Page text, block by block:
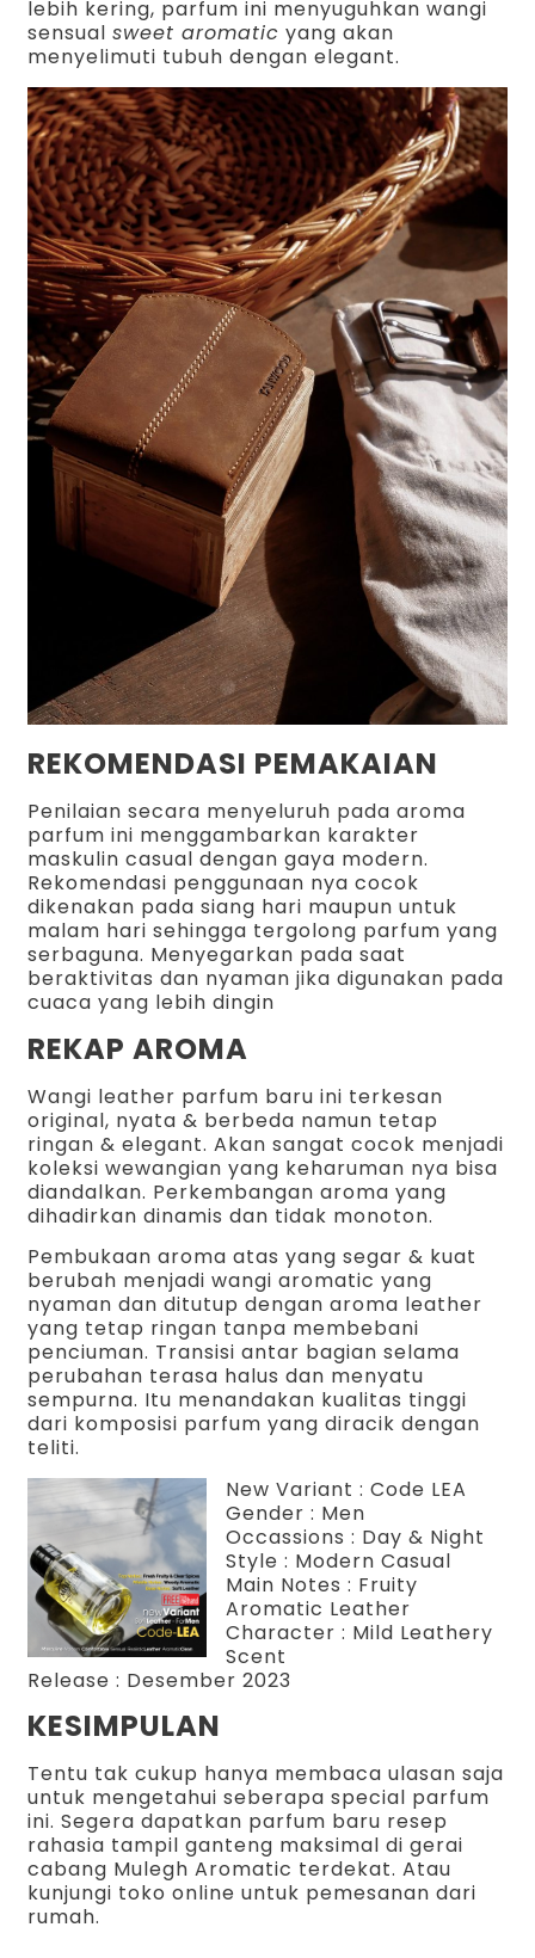
lebih kering, parfum ini menyuguhkan wangi
sensualsweet aromatic yang akan
menyelimuti tubuh dengan elegant.
REKOMENDASI PEMAKAIAN
Penilaian secara menyeluruh pada aroma
parfum ini menggambarkan karakter
maskulin casual dengan gaya modern.
Rekomendasi penggunaan nya cocok
dikenakan pada siang hari maupun untuk
malam hari sehingga tergolong parfum yang
serbaguna. Menyegarkan pada saat
beraktivitas dan nyaman jika digunakan pada
cuaca yang lebih dingin
REKAP AROMA
Wangi leather parfum baru ini terkesan
original, nyata & berbeda namun tetap
ringan & elegant. Akan sangat cocok menjadi
koleksi wewangian yang keharuman nya bisa
diandalkan. Perkembangan aroma yang
dihadirkan dinamis dan tidak monoton.
Pembukaan aroma atas yang segar & kuat
berubah menjadi wangi aromatic yang
nyaman dan ditutup dengan aroma leather
yang tetap ringan tanpa membebani
penciuman. Transisi antar bagian selama
perubahan terasa halus dan menyatu
sempurna. Itu menandakan kualitas tinggi
dari komposisi parfum yang diracik dengan
teliti.
New Variant : Code LEA
Gender : Men
Occassions : Day & Night
Style : Modern Casual
Main Notes : Fruity
Aromatic Leather
Character : Mild Leathery
Scent
Release : Desember 2023
KESIMPULAN
Tentu tak cukup hanya membaca ulasan saja
untuk mengetahui seberapa special parfum
ini. Segera dapatkan parfum baru resep
rahasia tampil ganteng maksimal di gerai
cabang Mulegh Aromatic terdekat. Atau
kunjungi toko online untuk pemesanan dari
rumah.